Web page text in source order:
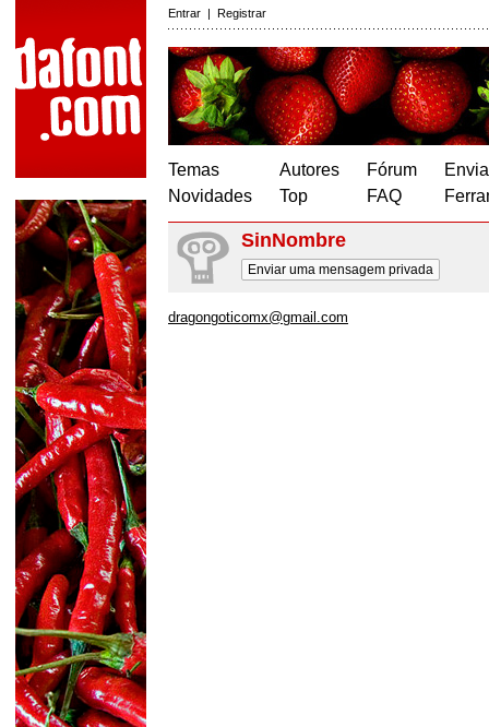
Entrar | Registrar
Temas
Novidades
Autores
Top
Fórum
FAQ
SinNombre
Enviar uma mensagem privada
dragongoticomx@gmail.com